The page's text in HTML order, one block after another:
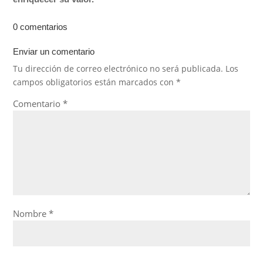
0 comentarios
Enviar un comentario
Tu dirección de correo electrónico no será publicada. Los
campos obligatorios están marcados con*
Comentario*
Nombre*